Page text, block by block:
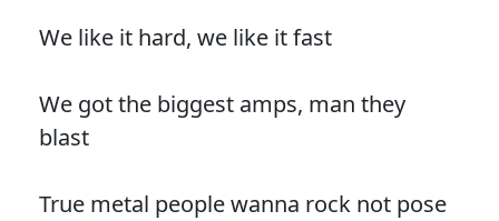
We like it hard, we like it fast
We got the biggest amps, man they
blast
True metal people wanna rock not pose